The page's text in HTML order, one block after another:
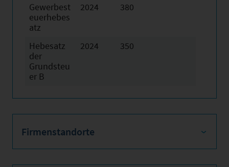
Gewerbest
euerhebes
atz
2024 380
Hebesatz
der
Grundsteu
er B
2024 350
Firmenstandorte